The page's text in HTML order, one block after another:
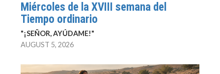
Miércoles de la XVIII semana del
Tiempo ordinario
"¡SEÑOR, AYÚDAME!"
AUGUST 5, 2026